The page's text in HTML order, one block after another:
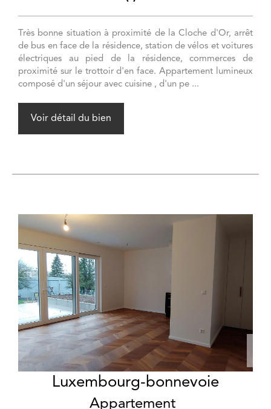
Très bonne situation à proximité de la Cloche d'Or, arrêt
de bus en face de la résidence, station de vélos et voitures
électriques au pied de la résidence, commerces de
proximité sur le trottoir d'en face. Appartement lumineux
composé d'un séjour avec cuisine , d'un pe ...
Voir détail du bien
Luxembourg-bonnevoie
Appartement